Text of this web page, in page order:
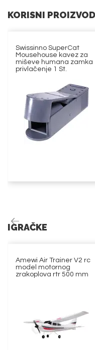
KORISNI
Swissinno SuperCat
Mousehouse kavez za
miševe humana zamka
privlačenje 1 St.
IGRAČKE
Amewi Air Trainer V2 rc
model motornog
zrakoplova rtr 500 mm